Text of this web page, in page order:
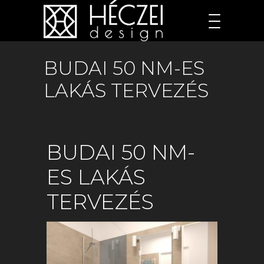
BUDAI 50 NM-ES
LAKÁS TERVEZÉS
BUDAI 50 NM-
ES LAKÁS
TERVEZÉS